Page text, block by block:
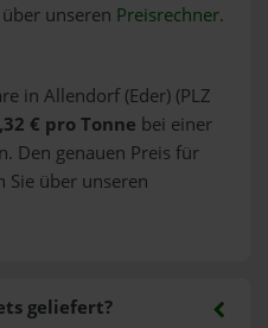
unseren Preisrechner.
in Allendorf (Eder) (PLZ
€ pro Tonne bei einer
Den genauen Preis für
Sie über unseren
geliefert?